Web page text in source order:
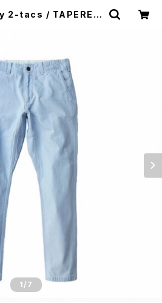
2-tacs / TAPERED
1/7